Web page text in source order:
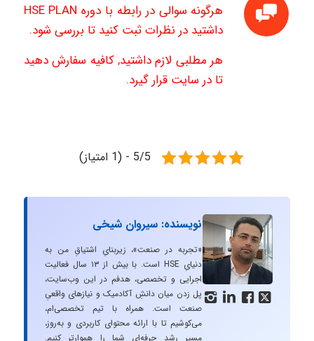
هرگونه سوالی در رابطه با دوره HSE PLAN
داشتید در نظرات ثبت کنید تا بررسی شود.
هر مطلبی لازم داشتید, کافیه سفارش دهید
تا در سایت قرار گیرد.
5/5 - (1 امتیاز)
   
نویسنده: سیروان شیخی
«تجربه در صنعت»، زیربنایِ اشتیاقِ من به
دنیایِ HSE است. با بیش از ۱۳ سال فعالیت
اجرایی و تخصصی، هدفم در این وب‌سایت،
پل زدن میان دانشِ آکادمیک و نیازهای واقعیِ
صنعت است. همراه با تیم تخصصی‌ام،
می‌کوشیم تا با ارائه محتوای کاربردی و به‌روز،
مسیرِ رشد حرفه‌ای شما را هموارتر کنیم.